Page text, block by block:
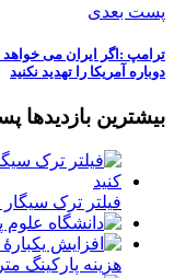
پست بعدی
ترامپ :اگر ایران می خواهد
دوباره آمریکا را تهدید نکنید
بیشترین بازدیدها
فیلتر ترک سیگار
هزینه پارکینگ